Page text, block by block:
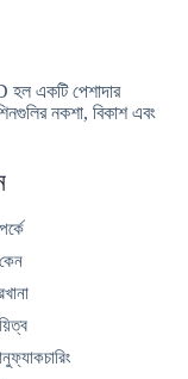
একটি পেশাদার
নকশা, বিকাশ এবং